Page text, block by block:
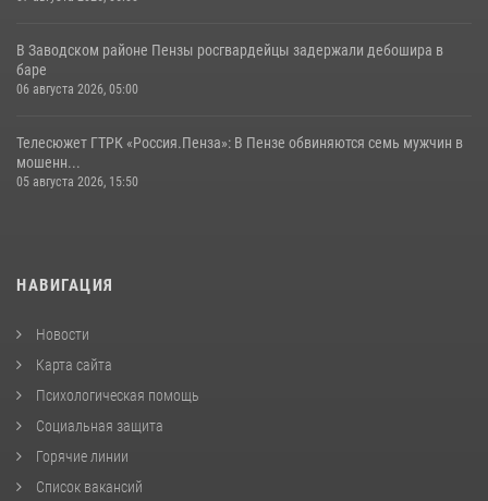
В Заводском районе Пензы росгвардейцы задержали дебошира в
баре
06 августа 2026, 05:00
Телесюжет ГТРК «Россия.Пенза»: В Пензе обвиняются семь мужчин в
мошенн...
05 августа 2026, 15:50
НАВИГАЦИЯ
Новости
Карта сайта
Психологическая помощь
Социальная защита
Горячие линии
Список вакансий